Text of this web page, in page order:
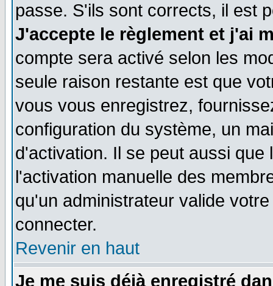
passe. S'ils sont corrects, il est
J'accepte le règlement et j'ai
compte sera activé selon les
seule raison restante est que
vous vous enregistrez,
configuration du système, un
d'activation. Il se peut aussi
l'activation manuelle des
qu'un administrateur valide
connecter.
Revenir en haut
Je me suis déjà enregistré